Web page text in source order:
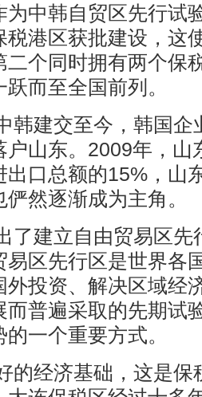
为中韩自贸区先行试
税港区获批建设，这
二个同时拥有两个保
而至全国前列。
韩建交至今，韩国企
户山东。2009年，山
出口总额的15%，山
然逐渐成为主角。
了建立自由贸易区先
易区先行区是世界各
外投资、解决区域经
而普遍采取的先期试
一个重要方式。
的经济基础，这是保